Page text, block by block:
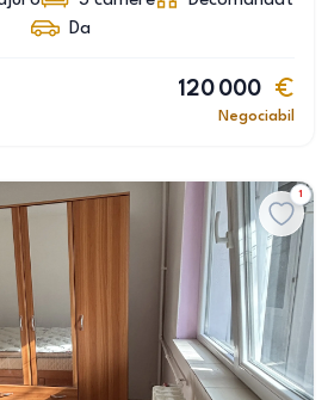
Da
120 000
Negociabil
1